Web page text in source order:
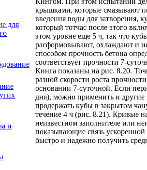
для
и
крышками, которые смазывают
введения воды для затворения,
который тотчас после этого
этом уровне еще 5 ч, так что
расформовывают, охлаждают и
способом прочность бетона
соответствует прочности 7-
Кинга показаны на рис. 8.20.
разной скорости роста
основании 7-суточной. Если
дня), можно применить и другие
продержать кубы в закрытом
течение 4 ч (рис. 8.21). Кривые
неизвестном заполнителе или
показывающие связь
быстро и надежно получить